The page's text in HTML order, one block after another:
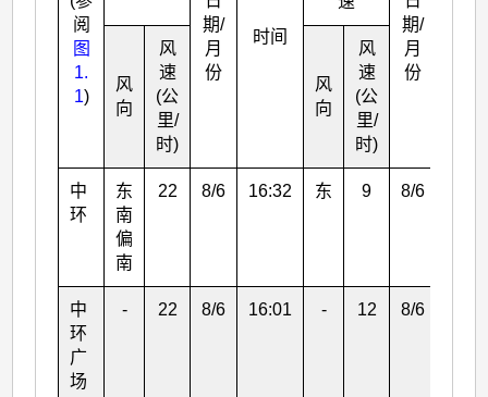
阅
图
1.
1)
期/
月
份
时间
期/
月
份
风
向
风
速
(公
里/
时)
风
向
风
速
(公
里/
时)
中
环
东
南
偏
南
22 8/6 16:32 东 9 8/6
中
环
广
场
- 22 8/6 16:01 - 12 8/6